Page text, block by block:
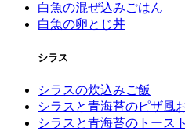
白魚の混ぜ込みごはん
白魚の卵とじ丼
シラス
シラスの炊込みご飯
シラスと青海苔のピザ風
シラスと青海苔のトース